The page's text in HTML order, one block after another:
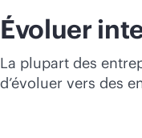
Évoluer
La plupart des
d’évoluer vers des